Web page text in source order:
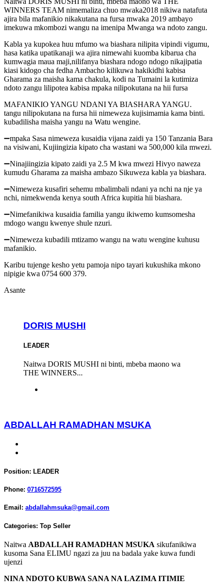
WINNERS TEAM nimemaliza chuo mwaka2018 nikiwa natafuta
ajira bila mafanikio nikakutana na fursa mwaka 2019 ambayo
imekuwa mkombozi wangu na imenipa Mwanga wa ndoto zangu.
Kabla ya kupokea huu mfumo wa biashara nilipita vipindi vigumu,
hasa katika upatikanaji wa ajira nimewahi kuomba kibarua cha
kumwagia maua maji,nilifanya biashara ndogo ndogo nikajipatia
kiasi kidogo cha fedha Ambacho kilikuwa hakikidhi kabisa
Gharama za maisha kama chakula, kodi na Tumaini la kutimiza
ndoto zangu lilipotea kabisa mpaka nilipokutana na hii fursa
MAFANIKIO YANGU NDANI YA BIASHARA YANGU.
tangu nilipokutana na fursa hii nimeweza kujisimamia kama binti.
kubadilisha maisha yangu na Watu wengine.
➖mpaka Sasa nimeweza kusaidia vijana zaidi ya 150 Tanzania Bara
na visiwani, Kujiingizia kipato cha wastani wa 500,000 kila mwezi.
➖Ninajiingizia kipato zaidi ya 2.5 M kwa mwezi Hivyo naweza
kumudu Gharama za maisha ambazo Sikuweza kabla ya biashara.
➖Nimeweza kusafiri sehemu mbalimbali ndani ya nchi na nje ya
nchi, nimekwenda kenya south Africa kupitia hii biashara.
➖Nimefanikiwa kusaidia familia yangu ikiwemo kumsomesha
mdogo wangu kwenye shule nzuri.
➖Nimeweza kubadili mtizamo wangu na watu wengine kuhusu
mafanikio.
Karibu tujenge kesho yetu pamoja nipo tayari kukushika mkono
nipigie kwa 0754 600 379.
Asante
DORIS MUSHI
LEADER
Naitwa DORIS MUSHI ni binti, mbeba maono wa
THE WINNERS...
ABDALLAH RAMADHAN MSUKA
Position: LEADER
Phone: 0716572595
Email: abdallahmsuka@gmail.com
Categories: Top Seller
Naitwa ABDALLAH RAMADHAN MSUKA sikufanikiwa
kusoma Sana ELIMU ngazi za juu na badala yake kuwa fundi
ujenzi
NINA NDOTO KUBWA SANA NA LAZIMA ITIMIE